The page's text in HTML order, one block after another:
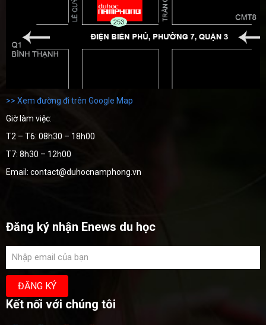
>> Xem đường đi trên Google Map
Giờ làm việc:
T2 – T6: 08h30 – 18h00
T7: 8h30 – 12h00
Email: contact@duhocnamphong.vn
Đăng ký nhận Enews du học
Kết nối với chúng tôi